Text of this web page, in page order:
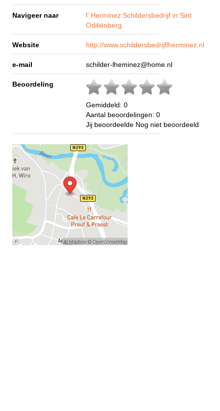
Navigeer naar
l' Herminez Schildersbedrijf in Sint
Odiliënberg
Website http://www.schildersbedrijflherminez.nl
e-mail schilder-lheminez@home.nl
Beoordeling
Gemiddeld: 0
Aantal beoordelingen: 0
Jij beoordeelde Nog niet beoordeeld